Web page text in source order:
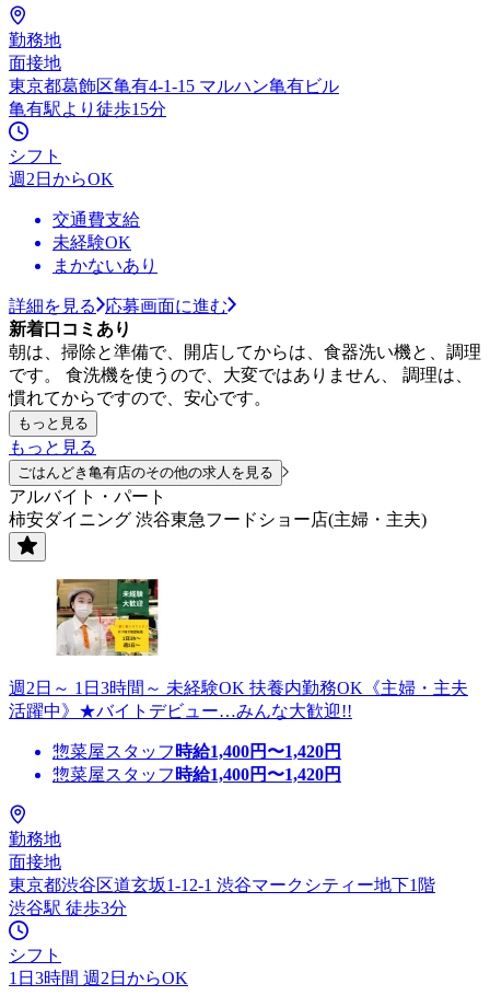
勤務地
面接地
東京都葛飾区亀有4-1-15 マルハン亀有ビル
亀有駅より徒歩15分
シフト
週2日からOK
交通費支給
未経験OK
まかないあり
詳細を見る
応募画面に進む
新着口コミあり
朝は、掃除と準備で、開店してからは、食器洗い機と、調理
です。 食洗機を使うので、大変ではありません、 調理は、
慣れてからですので、安心です。
もっと見る
もっと見る
ごはんどき亀有店のその他の求人を見る
アルバイト・パート
柿安ダイニング 渋谷東急フードショー店(主婦・主夫)
週2日～ 1日3時間～ 未経験OK 扶養内勤務OK《主婦・主夫
活躍中》★バイトデビュー…みんな大歓迎!!
惣菜屋スタッフ 時給1,400円〜1,420円
惣菜屋スタッフ 時給1,400円〜1,420円
勤務地
面接地
東京都渋谷区道玄坂1-12-1 渋谷マークシティー地下1階
渋谷駅 徒歩3分
シフト
1日3時間 週2日からOK